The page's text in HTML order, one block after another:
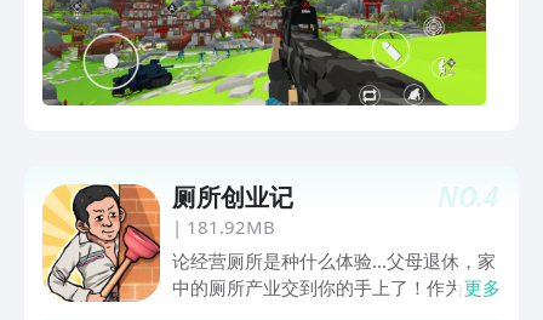
NO.4
厕所创业记
| 181.92MB
论经营厕所是种什么体验...父母退休，家
中的厕所产业交到你的手上了！作为这家
更多